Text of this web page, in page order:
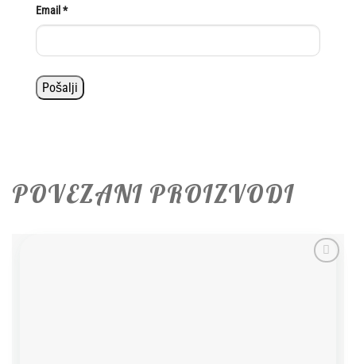
Email*
POVEZANI PROIZVODI